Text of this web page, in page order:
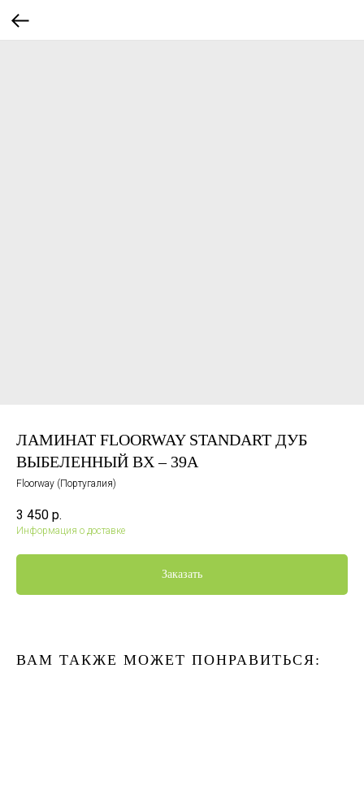
ЛАМИНАТ FLOORWAY STANDART ДУБ
ВЫБЕЛЕННЫЙ ВХ – 39А
Floorway (Португалия)
3 450 р.
Информация о доставке
Заказать
ВАМ ТАКЖЕ МОЖЕТ ПОНРАВИТЬСЯ: